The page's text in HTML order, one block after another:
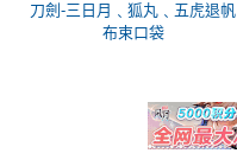
刀劍-三日月﹑狐丸﹑五虎退帆
布束口袋